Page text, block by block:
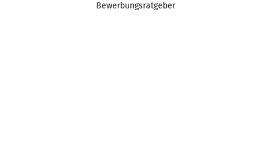
Bewerbungsratgeber